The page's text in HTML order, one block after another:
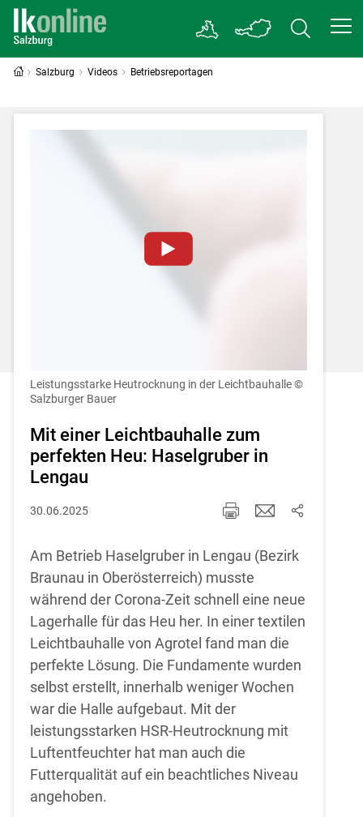
Salzburg Videos Betriebsreportagen
Einstellungen jederzeit einsehen und
korrigieren
Akzeptieren
Leistungsstarke Heutrocknung in der Leichtbauhalle ©
Salzburger Bauer
Mit einer Leichtbauhalle zum
perfekten Heu: Haselgruber in
Lengau
30.06.2025
Am Betrieb Haselgruber in Lengau (Bezirk
Braunau in Oberösterreich) musste
während der Corona-Zeit schnell eine neue
Lagerhalle für das Heu her. In einer textilen
Leichtbauhalle von Agrotel fand man die
perfekte Lösung. Die Fundamente wurden
selbst erstellt, innerhalb weniger Wochen
war die Halle aufgebaut. Mit der
leistungsstarken HSR-Heutrocknung mit
Luftentfeuchter hat man auch die
Futterqualität auf ein beachtliches Niveau
angehoben.